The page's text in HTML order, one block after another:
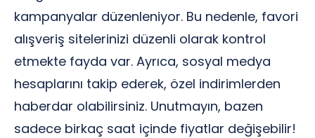
kampanyalar düzenleniyor. Bu nedenle, favori
alışveriş sitelerinizi düzenli olarak kontrol
etmekte fayda var. Ayrıca, sosyal medya
hesaplarını takip ederek, özel indirimlerden
haberdar olabilirsiniz. Unutmayın, bazen
sadece birkaç saat içinde fiyatlar değişebilir!